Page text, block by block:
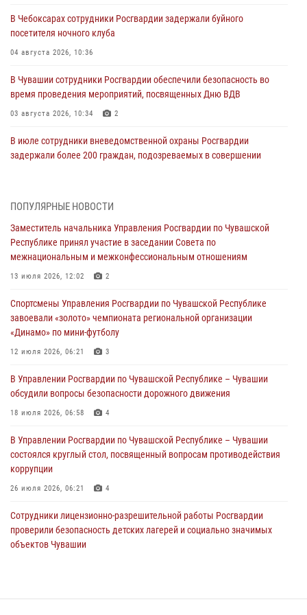
В Чебоксарах сотрудники Росгвардии задержали буйного
посетителя ночного клуба
04 августа 2026, 10:36
В Чувашии сотрудники Росгвардии обеспечили безопасность во
время проведения мероприятий, посвященных Дню ВДВ
03 августа 2026, 10:34 2
В июле сотрудники вневедомственной охраны Росгвардии
задержали более 200 граждан, подозреваемых в совершении
мировой войне 1914-1918 годов
01 августа 2026, 07:19
В Ядрине сотрудники Росгвардии задержали подозреваемого в
01 августа 2026, 06:12
1 августа – День дежурной службы войск национальной гвардии
Российской Федерации
Директор Росгвардии Герой России генерал армии Виктор Золотов
поздравил специалистов подразделений тыла с профессиональным
01 августа 2026, 00:01
ПОПУЛЯРНЫЕ НОВОСТИ
Заместитель начальника Управления Росгвардии по Чувашской
Республике принял участие в заседании Совета по
межнациональным и межконфессиональным отношениям
13 июля 2026, 12:02 2
Спортсмены Управления Росгвардии по Чувашской Республике
завоевали «золото» чемпионата региональной организации
«Динамо» по мини-футболу
12 июля 2026, 06:21 3
В Управлении Росгвардии по Чувашской Республике – Чувашии
обсудили вопросы безопасности дорожного движения
18 июля 2026, 06:58 4
В Управлении Росгвардии по Чувашской Республике – Чувашии
состоялся круглый стол, посвященный вопросам противодействия
коррупции
26 июля 2026, 06:21 4
Сотрудники лицензионно-разрешительной работы Росгвардии
проверили безопасность детских лагерей и социально значимых
объектов Чувашии